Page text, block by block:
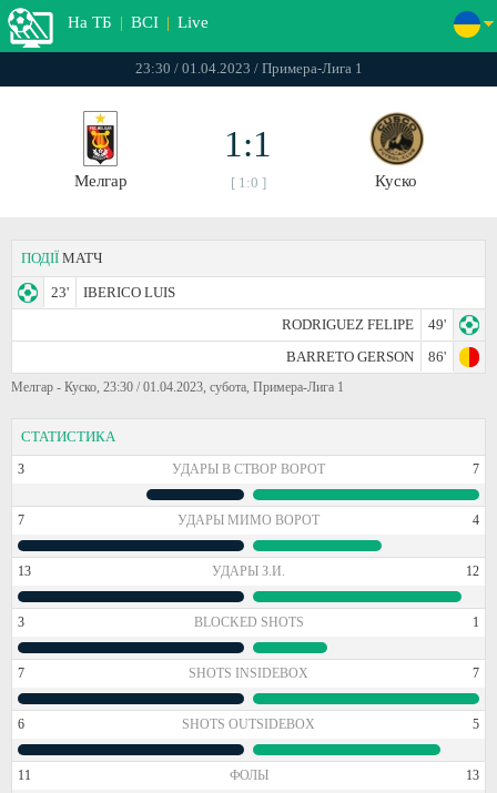
На ТБ | ВСІ | Live
23:30 / 01.04.2023 / Примера-Лига 1
Мелгар
1:1
[ 1:0 ] Куско
ПОДІЇ МАТЧ
23'
IBERICO LUIS
RODRIGUEZ FELIPE
49'
BARRETO GERSON
86'
Мелгар - Куско, 23:30 / 01.04.2023, субота, Примера-Лига 1
СТАТИСТИКА
3 УДАРЫ В СТВОР ВОРОТ 7
7 УДАРЫ МИМО ВОРОТ 4
13 УДАРЫ З.И. 12
3 BLOCKED SHOTS 1
7 SHOTS INSIDEBOX 7
6 SHOTS OUTSIDEBOX 5
11 ФОЛЫ 13